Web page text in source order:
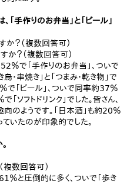
手作りのお弁当」と「ビール」
？（複数回答可）
か？（複数回答可）
％で「手作りのお弁当」、ついで
・串焼き」と「つまみ・乾き物」で
で「ビール」、ついで同率約37％
「ソフトドリンク」でした。皆さん、
のようです。「日本酒」も約20％
いたのが印象的でした。
複数回答可）
％と圧倒的に多く、ついで「歩き